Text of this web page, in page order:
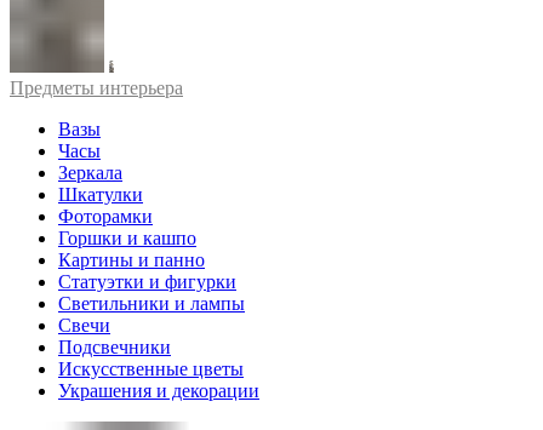
Предметы интерьера
Вазы
Часы
Зеркала
Шкатулки
Фоторамки
Горшки и кашпо
Картины и панно
Статуэтки и фигурки
Светильники и лампы
Свечи
Подсвечники
Искусственные цветы
Украшения и декорации